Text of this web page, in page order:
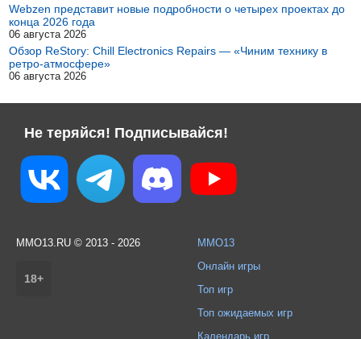
Webzen представит новые подробности о четырех проектах до
конца 2026 года
06 августа 2026
Обзор ReStory: Chill Electronics Repairs — «Чиним технику в
ретро-атмосфере»
06 августа 2026
Не теряйся! Подписывайся!
MMO13.RU © 2013 - 2026
18+
MMO13
Онлайн игры
Топ игр
Топ ожидаемых игр
Календарь игр